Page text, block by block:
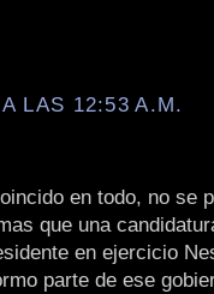
LAS 12:53 A.M.
en todo, no se
que una
en ejercicio
parte de ese